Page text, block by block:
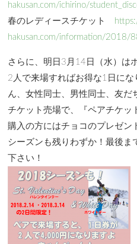
hakusan.com/ichirino/
春のレディースチケット
hakusan.com/information/2018/
さらに、明日3月14日（水）は
2人で来場すればお得な1日に
ん、女性同士、男性同士、友だ
チケット売場で、『ペアチケッ
購入の方にはチョコのプレゼン
シーズンも残りわずか！最後ま
下さい！